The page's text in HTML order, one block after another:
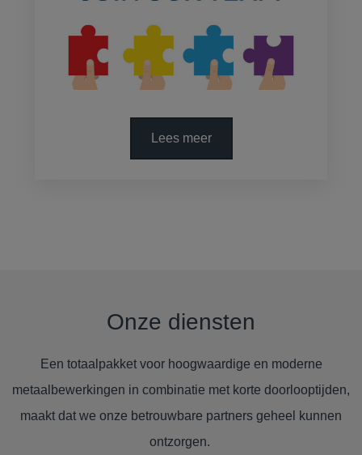
Lees meer
Onze diensten
Een totaalpakket voor hoogwaardige en moderne
metaalbewerkingen in combinatie met korte doorlooptijden,
maakt dat we onze betrouwbare partners geheel kunnen
ontzorgen.